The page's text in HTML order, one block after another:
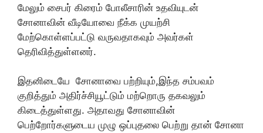
மேலும் சைபர் கிரைம் போலீசாரின் உதவியுடன்
சோனாவின் வீடியோவை நீக்க முயற்சி
மேற்கொள்ளப்பட்டு வருவதாகவும் அவர்கள்
தெரிவித்துள்ளனர்.
இதனிடையே சோனாவை பற்றியும்,இந்த சம்பவம்
குறித்தும் அதிர்ச்சியூட்டும் மற்றொரு தகவலும்
கிடைத்துள்ளது. அதாவது சோனாவின்
பெற்றோர்களுடைய முழு ஒப்புதலை பெற்று தான் சோனா